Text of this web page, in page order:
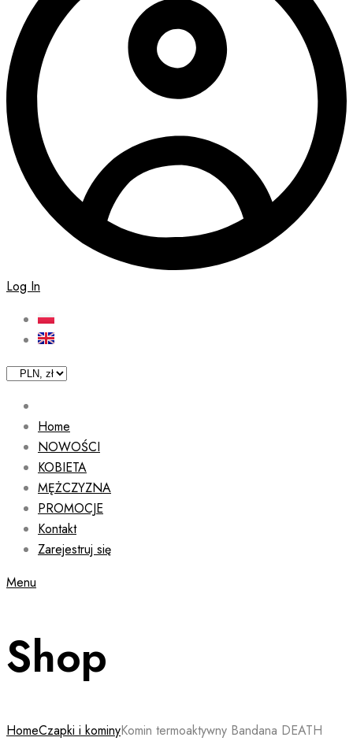
Log In
Home
NOWOŚCI
KOBIETA
MĘŻCZYZNA
PROMOCJE
Kontakt
Zarejestruj się
Menu
Shop
HomeCzapki i kominyKomin termoaktywny Bandana DEATH